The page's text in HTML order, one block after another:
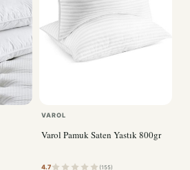
VAROL
Varol Pamuk Saten Yastık 800gr
4.7 (155)